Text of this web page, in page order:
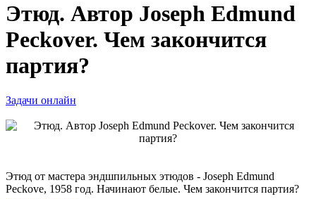
Этюд. Автор Joseph Edmund
Peckover. Чем закончится
партия?
Задачи онлайн
Этюд от мастера эндшпильных этюдов - Joseph Edmund
Peckove, 1958 год. Начинают белые. Чем закончится партия?